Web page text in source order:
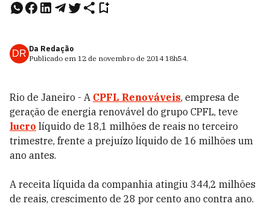
DR Da Redação
Publicado em 12 de novembro de 2014 18h54.
Rio de Janeiro - A CPFL Renováveis, empresa de
geração de energia renovável do grupo CPFL, teve
lucro líquido de 18,1 milhões de reais no terceiro
trimestre, frente a prejuízo líquido de 16 milhões um
ano antes.
A receita líquida da companhia atingiu 344,2 milhões
de reais, crescimento de 28 por cento ano contra ano.